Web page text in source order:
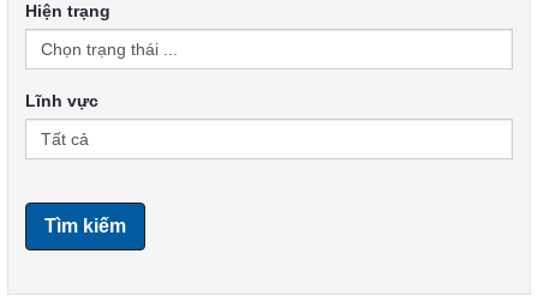
Hiện trạng
Lĩnh vực
Tìm kiếm